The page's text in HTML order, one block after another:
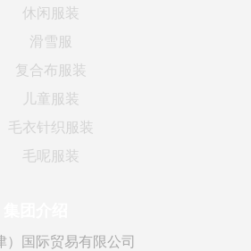
休闲服装
滑雪服
复合布服装
儿童服装
毛衣针织服装
毛呢服装
）国际贸易有限公司